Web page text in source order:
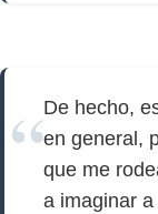
De hecho,
en general,
que me
a imaginar